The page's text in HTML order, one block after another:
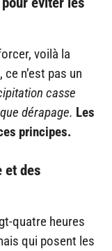
voilà la
n’est pas un
casse
dérapage. Les
principes.
et des
quatre heures
qui posent les